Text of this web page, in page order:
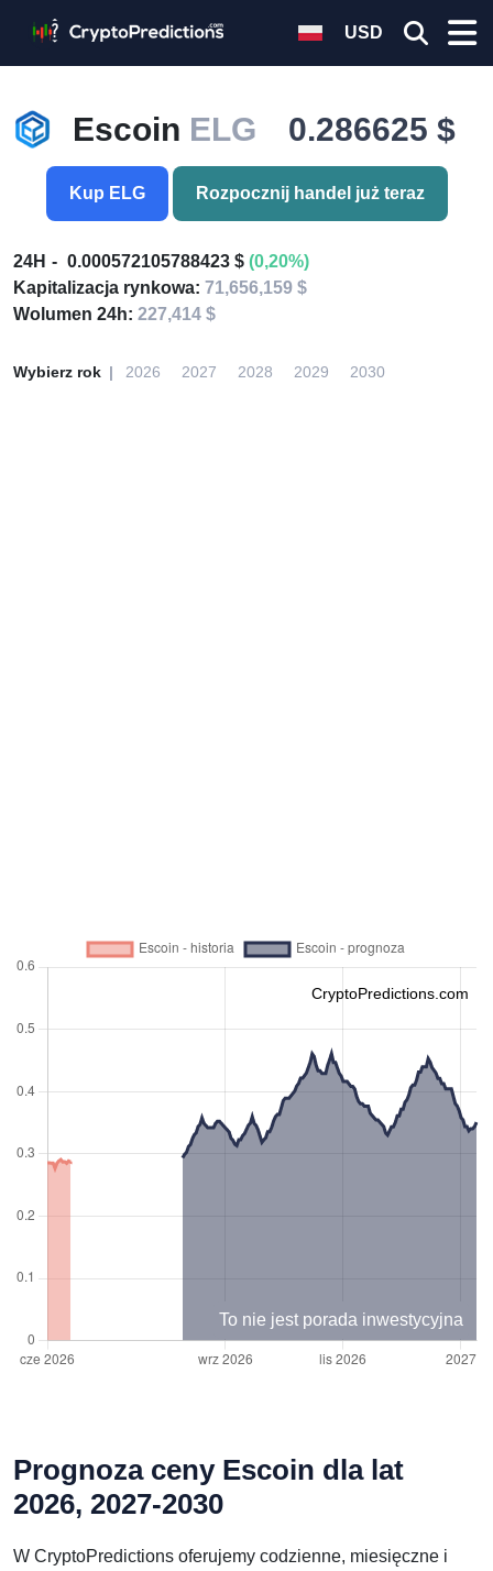
USD
Escoin ELG 0.286625 $
Kup ELG Rozpocznij handel już teraz
24H 0.000572105788423 $ (0,20%)
Kapitalizacja rynkowa: 71,656,159 $
Wolumen 24h: 227,414 $
Wybierz rok 2026 2027 2028 2029 2030
CryptoPredictions.com
To nie jest porada inwestycyjna
Prognoza ceny Escoin dla lat
2026, 2027-2030
W CryptoPredictions oferujemy codzienne, miesięczne i